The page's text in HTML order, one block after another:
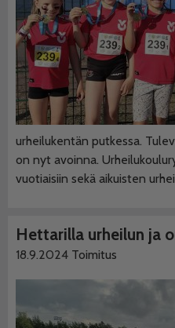
urheilukentän putkessa.
on nyt avoinna.
vuotiaisiin sekä aikuisten
Hettarilla urheilun ja
18.9.2024 Toimitus